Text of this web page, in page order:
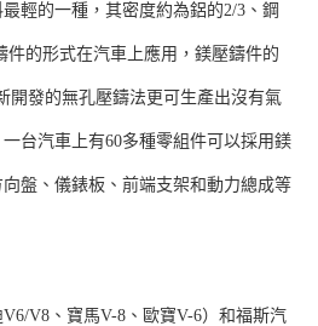
輕的一種，其密度約為鋁的2/3、鋼
件的形式在汽車上應用，鎂壓鑄件的
開發的無孔壓鑄法更可生產出沒有氣
台汽車上有60多種零組件可以採用鎂
盤、儀錶板、前端支架和動力總成等
V8、寶馬V-8、歐寶V-6）和福斯汽